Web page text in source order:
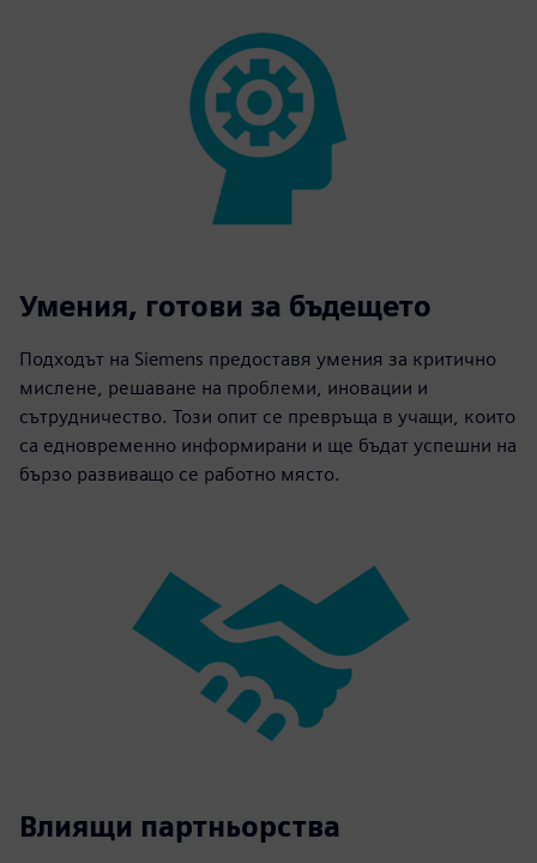
Умения, готови за бъдещето
Подходът на Siemens предоставя умения за критично
мислене, решаване на проблеми, иновации и
сътрудничество. Този опит се превръща в учащи, които
са едновременно информирани и ще бъдат успешни на
бързо развиващо се работно място.
Влиящи партньорства